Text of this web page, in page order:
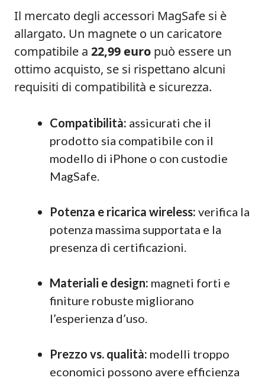
Il mercato degli accessori MagSafe si è
allargato. Un magnete o un caricatore
compatibile a 22,99 euro può essere un
ottimo acquisto, se si rispettano alcuni
requisiti di compatibilità e sicurezza.
Compatibilità: assicurati che il
prodotto sia compatibile con il
modello di iPhone o con custodie
MagSafe.
Potenza e ricarica wireless: verifica la
potenza massima supportata e la
presenza di certificazioni.
Materiali e design: magneti forti e
finiture robuste migliorano
l’esperienza d’uso.
Prezzo vs. qualità: modelli troppo
economici possono avere efficienza